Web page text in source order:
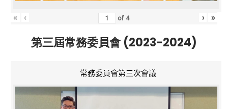
« ‹ of 4 › »
第三屆常務委員會 (2023-2024)
常務委員會第三次會議